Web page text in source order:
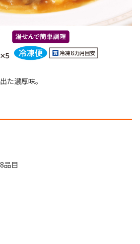
た濃厚味。
品目